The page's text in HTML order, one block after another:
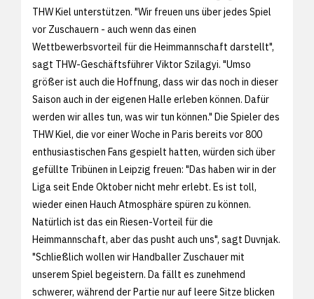
THW Kiel unterstützen. "Wir freuen uns über jedes Spiel
vor Zuschauern - auch wenn das einen
Wettbewerbsvorteil für die Heimmannschaft darstellt",
sagt THW-Geschäftsführer Viktor Szilagyi. "Umso
größer ist auch die Hoffnung, dass wir das noch in dieser
Saison auch in der eigenen Halle erleben können. Dafür
werden wir alles tun, was wir tun können." Die Spieler des
THW Kiel, die vor einer Woche in Paris bereits vor 800
enthusiastischen Fans gespielt hatten, würden sich über
gefüllte Tribünen in Leipzig freuen: "Das haben wir in der
Liga seit Ende Oktober nicht mehr erlebt. Es ist toll,
wieder einen Hauch Atmosphäre spüren zu können.
Natürlich ist das ein Riesen-Vorteil für die
Heimmannschaft, aber das pusht auch uns", sagt Duvnjak.
"Schließlich wollen wir Handballer Zuschauer mit
unserem Spiel begeistern. Da fällt es zunehmend
schwerer, während der Partie nur auf leere Sitze blicken